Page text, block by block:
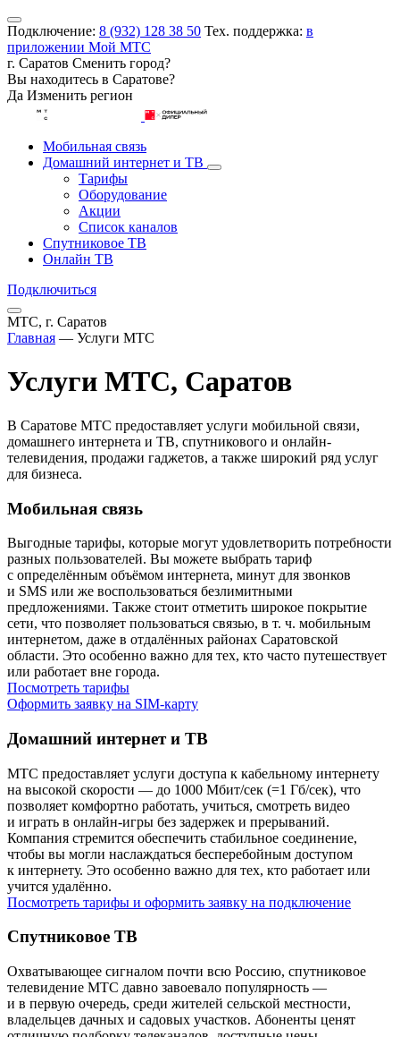
Подключение: 8 (932) 128 38 50 Тех. поддержка: в
приложении Мой МТС
г. Саратов Сменить город?
Вы находитесь в Саратове?
Да Изменить регион
Мобильная связь
Домашний интернет и ТВ
Тарифы
Оборудование
Акции
Список каналов
Спутниковое ТВ
Онлайн ТВ
Подключиться
МТС, г. Саратов
Главная — Услуги МТС
Услуги МТС, Саратов
В Саратове МТС предоставляет услуги мобильной связи,
домашнего интернета и ТВ, спутникового и онлайн-
телевидения, продажи гаджетов, а также широкий ряд услуг
для бизнеса.
Мобильная связь
Выгодные тарифы, которые могут удовлетворить потребности
разных пользователей. Вы можете выбрать тариф
с определённым объёмом интернета, минут для звонков
и SMS или же воспользоваться безлимитными
предложениями. Также стоит отметить широкое покрытие
сети, что позволяет пользоваться связью, в т. ч. мобильным
интернетом, даже в отдалённых районах Саратовской
области. Это особенно важно для тех, кто часто путешествует
или работает вне города.
Посмотреть тарифы
Оформить заявку на SIM-карту
Домашний интернет и ТВ
МТС предоставляет услуги доступа к кабельному интернету
на высокой скорости — до 1000 Мбит/сек (=1 Гб/сек), что
позволяет комфортно работать, учиться, смотреть видео
и играть в онлайн-игры без задержек и прерываний.
Компания стремится обеспечить стабильное соединение,
чтобы вы могли наслаждаться бесперебойным доступом
к интернету. Это особенно важно для тех, кто работает или
учится удалённо.
Посмотреть тарифы и оформить заявку на подключение
Спутниковое ТВ
Охватывающее сигналом почти всю Россию, спутниковое
телевидение МТС давно завоевало популярность —
и в первую очередь, среди жителей сельской местности,
владельцев дачных и садовых участков. Абоненты ценят